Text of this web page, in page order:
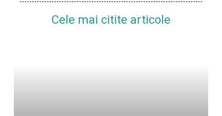
Cele mai citite articole